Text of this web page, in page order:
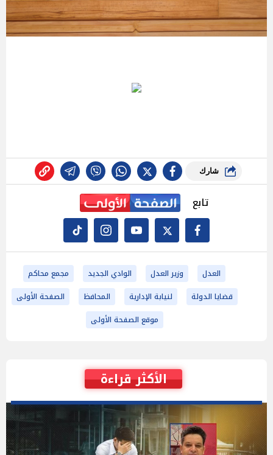
شارك
تابع
العدل وزير العدل الوادي الجديد
مجمع محاكم
قضايا الدولة
لنيابة الإدارية المحافظ
الصفحة الأولى
موقع الصفحة الأولى
الأكثر قراءة